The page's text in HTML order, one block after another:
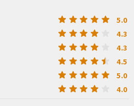
5.0
4.3
4.3
4.5
5.0
4.0